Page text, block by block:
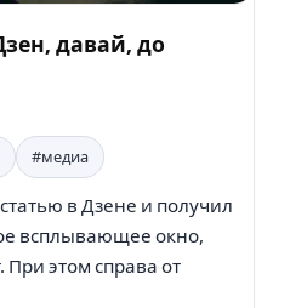
давай, до
#медиа
в Дзене и получил
всплывающее окно,
При этом справа от